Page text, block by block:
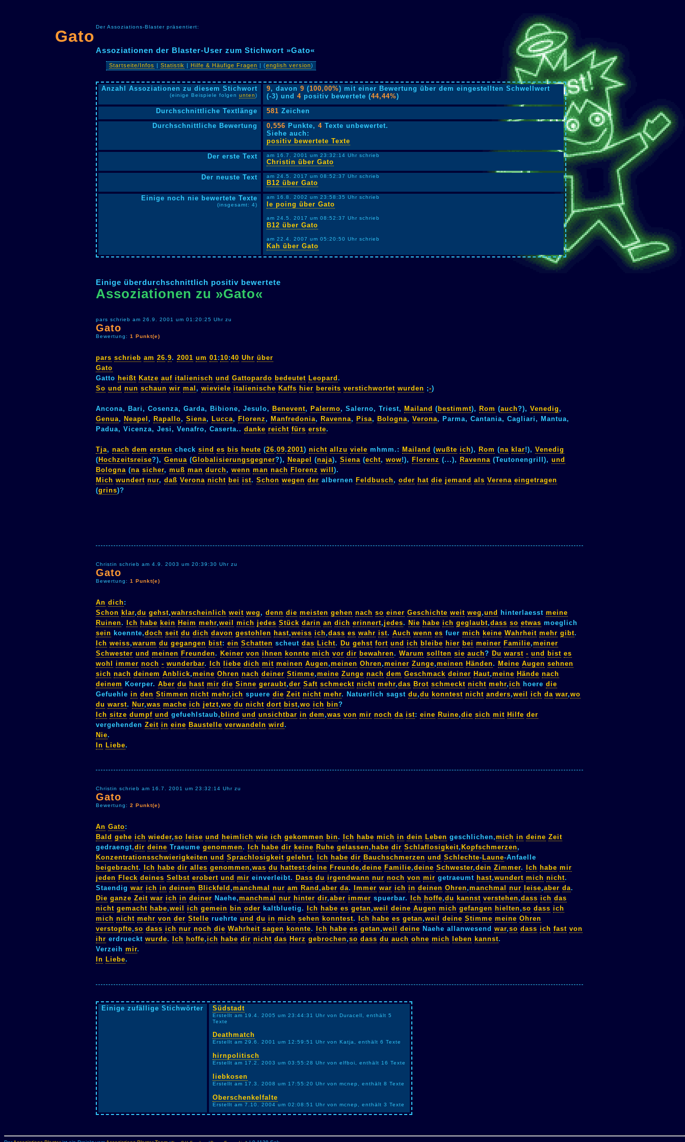
Der Assoziations-Blaster präsentiert:
Gato
Assoziationen der Blaster-User zum Stichwort »Gato«
Startseite/Infos Statistik Hilfe & Häufige Fragen | (english version)
Anzahl Assoziationen zu diesem Stichwort
(einige Beispiele folgen unten)
9, davon9 (100,00%) mit einer Bewertung über dem eingestellten Schwellwert
(-3) und4 positiv bewertete (44,44%)
Durchschnittliche Textlänge
581 Zeichen
Durchschnittliche Bewertung
0,556 Punkte,4 Texte unbewertet.
Siehe auch:
positiv bewertete Texte
Der erste Text
am 16.7. 2001 um 23:32:14 Uhr schrieb
Christin über Gato
Der neuste Text
am 24.5. 2017 um 08:52:37 Uhr schrieb
B12 über Gato
Einige noch nie bewertete Texte
(insgesamt: 4)
am 16.8. 2002 um 23:58:35 Uhr schrieb
le poing über Gato
am 24.5. 2017 um 08:52:37 Uhr schrieb
B12 über Gato
am 22.4. 2007 um 05:20:50 Uhr schrieb
Kah über Gato
Einige überdurchschnittlich positiv bewertete
Assoziationen zu »Gato«
pars schrieb am 26.9. 2001 um 01:20:25 Uhr zu
Gato
Bewertung: 1 Punkt(e)
pars schrieb am 26.9. 2001 um 01:10:40 Uhr über
Gato
Gatto heißt Katze auf italienisch und Gattopardo bedeutet Leopard .
So und nun schaun wir mal , wieviele italienische Kaffs hier bereits verstichwortet wurden ;-)
Ancona, Bari, Cosenza, Garda, Bibione, Jesulo, Benevent, Palermo, Salerno, Triest, Mailand ( bestimmt), Rom (auch?), Venedig ,
Genua, Neapel , Rapallo, Siena, Lucca, Florenz , Manfredonia, Ravenna, Pisa, Bologna, Verona, Parma, Cantania, Cagliari, Mantua,
Padua, Vicenza, Jesi, Venafro, Caserta.. danke reicht fürs erste.
Tja, nach dem ersten check sind es bis heute (26.09.2001) nicht allzu viele mhmm.: Mailand (wußte ich), Rom (na klar!), Venedig
( Hochzeitsreise?), Genua (Globalisierungsgegner?), Neapel (naja), Siena (echt, wow!), Florenz (...), Ravenna (Teutonengrill), und
Bologna (na sicher, muß man durch, wenn man nach Florenz will ).
Mich wundert nur, daß Verona nicht bei ist. Schon wegen der albernen Feldbusch, oder hat die jemand als Verena eingetragen
(grins)?
Christin schrieb am 4.9. 2003 um 20:39:30 Uhr zu
Gato
Bewertung: 1 Punkt(e)
An dich:
Schon klar,du gehst,wahrscheinlich weit weg , denn die meisten gehen nach so einer Geschichte weit weg ,und hinterlaesst meine
Ruinen. Ich habe kein Heim mehr,weil mich jedes Stück darin an dich erinnert, jedes. Nie habe ich geglaubt,dass so etwas moeglich
sein koennte,doch seit du dich davon gestohlen hast,weiss ich,dass es wahr ist. Auch wenn es fuer mich keine Wahrheit mehr gibt.
Ich weiss,warum du gegangen bist: ein Schatten scheut das Licht. Du gehst fort und ich bleibe hier bei meiner Familie,meiner
Schwester und meinen Freunden. Keiner von ihnen konnte mich vor dir bewahren. Warum sollten sie auch? Du warst - und bist es
wohl
immer noch - wunderbar. Ich liebe dich mit meinen Augen,meinen Ohren,meiner Zunge,meinen Händen. Meine Augen sehnen
sich nach deinem Anblick,meine Ohren nach deiner Stimme,meine Zunge nach dem Geschmack deiner Haut,meine Hände nach
deinem Koerper. Aber du hast mir die Sinne geraubt,der Saft schmeckt nicht mehr,das Brot schmeckt nicht mehr,ich hoere die
Gefuehle in den Stimmen nicht mehr,ich spuere die Zeit nicht mehr. Natuerlich sagst du ,du konntest nicht anders,weil ich da war,wo
du warst. Nur,was mache ich jetzt,wo du nicht dort bist,wo ich bin?
Ich sitze dumpf und gefuehlstaub, blind und unsichtbar in dem ,was von mir noch da ist: eine Ruine,die sich mit Hilfe der
vergehenden Zeit in eine Baustelle verwandeln wird .
Nie.
In Liebe.
Christin schrieb am 16.7. 2001 um 23:32:14 Uhr zu
Gato
Bewertung: 2 Punkt(e)
An Gato:
Bald gehe ich wieder,so leise und heimlich wie ich gekommen bin. Ich habe mich in dein Leben geschlichen,mich in deine Zeit
gedraengt,dir deine Traeume genommen. Ich habe dir keine Ruhe gelassen, habe dir Schlaflosigkeit, Kopfschmerzen,
Konzentrationsschwierigkeiten und Sprachlosigkeit gelehrt. Ich habe dir Bauchschmerzen und Schlechte- Laune-Anfaelle
beigebracht. Ich habe dir alles genommen,was du hattest:deine Freunde,deine Familie,deine Schwester,dein Zimmer. Ich habe mir
jeden Fleck deines Selbst erobert und mir einverleibt. Dass du irgendwann nur noch von mir getraeumt hast,wundert mich nicht.
Staendig war ich in deinem Blickfeld ,manchmal nur am Rand ,aber da. Immer war ich in deinen Ohren,manchmal nur leise,aber da.
Die ganze Zeit war ich in deiner Naehe,manchmal nur hinter dir,aber immer spuerbar. Ich hoffe,du kannst verstehen,dass ich das
nicht gemacht habe,weil ich gemein bin oder kaltbluetig. Ich habe es getan,weil deine Augen mich gefangen hielten,so dass ich
mich nicht mehr von der Stelle ruehrte und du in mich sehen konntest. Ich habe es getan,weil deine Stimme meine Ohren
verstopfte,so dass ich nur noch die Wahrheit sagen konnte. Ich habe es getan,weil deine Naehe allanwesend war,so dass ich fast von
ihr erdrueckt wurde. Ich hoffe,ich habe dir nicht das Herz gebrochen,so dass du auch ohne mich leben kannst.
Verzeih mir.
In Liebe.
Einige zufällige Stichwörter Südstadt
Erstellt am 19.4. 2005 um 23:44:31 Uhr von Duracell, enthält 5
Texte
Deathmatch
Erstellt am 29.6. 2001 um 12:59:51 Uhr von Katja, enthält 6 Texte
hirnpolitisch
Erstellt am 17.2. 2003 um 03:55:28 Uhr von elfboi, enthält 16 Texte
liebkosen
Erstellt am 17.3. 2008 um 17:55:20 Uhr von mcnep, enthält 8 Texte
Oberschenkelfalte
Erstellt am 7.10. 2004 um 02:08:51 Uhr von mcnep, enthält 3 Texte